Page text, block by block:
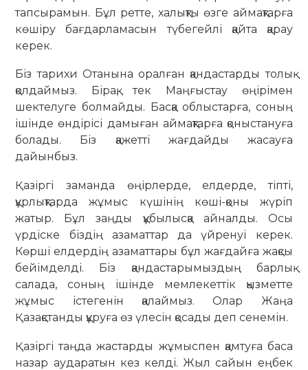
тапсырамын. Бұл ретте, халықты өзге аймақтарға
көшіру бағдарламасын түбегейлі қайта қарау
керек.
Біз тарихи Отанына оралған қандастарды толық
қолдаймыз. Бірақ, тек Маңғыстау өңірімен
шектелуге болмайды. Басқа облыстарға, соның
ішінде өндірісі дамыған аймақтарға қоныстануға
болады. Біз қажетті жағдайды жасауға
дайынбыз.
Қазіргі заманда өңірлерде, елдерде, тіпті,
құрлықтарда жұмыс күшінің көші-қоны жүріп
жатыр. Бұл заңды құбылысқа айналды. Осы
үрдіске біздің азаматтар да үйренуі керек.
Көрші елдердің азаматтары бұл жағдайға жақсы
бейімделді. Біз қандастарымыздың барлық
салада, соның ішінде мемлекеттік қызметте
жұмыс істегенін қалаймыз. Олар Жаңа
Қазақстанды құруға өз үлесін қосады деп сенемін.
Қазіргі таңда жастарды жұмыспен қамтуға баса
назар аударатын кез келді. Жыл сайын еңбек